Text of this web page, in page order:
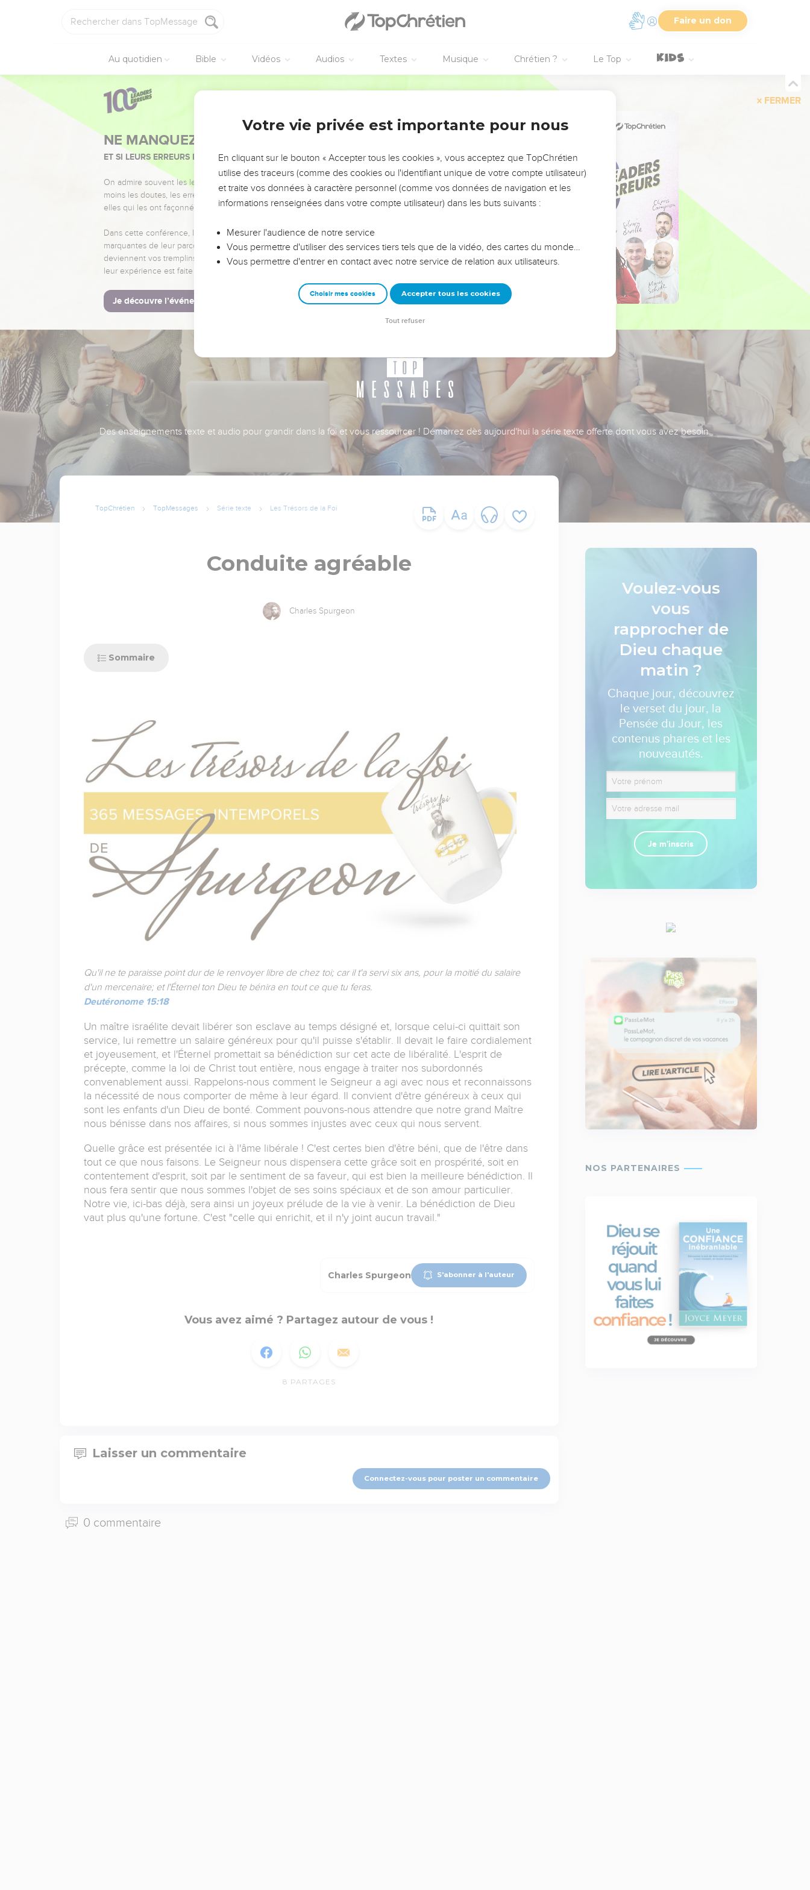
Faire un don
Au quotidien Bible Vidéos Audios Textes Musique Chrétien ? Le Top
FERMER
NE MANQUEZ PAS L’ÉVÉNEMENT DE L’ANNÉE !
ET SI LEURS ERREURS POUVAIENT VOUS ÉVITER LES VOTRES ?
On admire souvent les leaders pour leurs réussites, leur impact, leur foi ou leur vision. Mais on voit
moins les doutes, les erreurs et les saisons difficiles qu'ils ont traversés, alors même que ce sont
elles qui les ont façonnés.
Dans cette conférence, leaders, entrepreneurs, et responsables reviennent sur les erreurs
marquantes de leur parcours et les clés pour avancer avec plus de sagesse afin que leurs erreurs
deviennent vos tremplins. Que vous guidiez un ministère, une équipe, un groupe ou une famille,
leur expérience est faite pour vous.
Je découvre l’événement
Des enseignements texte et audio pour grandir dans la foi et vous ressourcer ! Démarrez dès aujourd'hui la série texte offerte dont vous avez besoin.
TopChrétien TopMessages Série texte Les Trésors de la Foi
Conduite agréable
Charles Spurgeon
Sommaire
Qu'il ne te paraisse point dur de le renvoyer libre de chez toi; car il t'a servi six ans, pour la moitié du salaire
d'un mercenaire; et l'Éternel ton Dieu te bénira en tout ce que tu feras.
Deutéronome 15:18
Un maître israélite devait libérer son esclave au temps désigné et, lorsque celui-ci quittait son
service, lui remettre un salaire généreux pour qu'il puisse s'établir. Il devait le faire cordialement
et joyeusement, et l'Éternel promettait sa bénédiction sur cet acte de libéralité. L'esprit de
précepte, comme la loi de Christ tout entière, nous engage à traiter nos subordonnés
convenablement aussi. Rappelons-nous comment le Seigneur a agi avec nous et reconnaissons
la nécessité de nous comporter de même à leur égard. Il convient d'être généreux à ceux qui
sont les enfants d'un Dieu de bonté. Comment pouvons-nous attendre que notre grand Maître
nous bénisse dans nos affaires, si nous sommes injustes avec ceux qui nous servent.
Quelle grâce est présentée ici à l'âme libérale ! C'est certes bien d'être béni, que de l'être dans
tout ce que nous faisons. Le Seigneur nous dispensera cette grâce soit en prospérité, soit en
contentement d'esprit, soit par le sentiment de sa faveur, qui est bien la meilleure bénédiction. Il
nous fera sentir que nous sommes l'objet de ses soins spéciaux et de son amour particulier.
Notre vie, ici-bas déjà, sera ainsi un joyeux prélude de la vie à venir. La bénédiction de Dieu
vaut plus qu'une fortune. C'est "celle qui enrichit, et il n'y joint aucun travail."
Charles Spurgeon S'abonner à l'auteur
Vous avez aimé ? Partagez autour de vous !
8 PARTAGES
Laisser un commentaire
Connectez-vous pour poster un commentaire
0 commentaire
Voulez-vous
vous
rapprocher de
Dieu chaque
matin ?
Chaque jour, découvrez
le verset du jour, la
Pensée du Jour, les
contenus phares et les
nouveautés.
Je m'inscris
Votre vie privée est importante pour nous
En cliquant sur le bouton « Accepter tous les cookies », vous acceptez que TopChrétien
utilise des traceurs (comme des cookies ou l'identifiant unique de votre compte utilisateur)
et traite vos données à caractère personnel (comme vos données de navigation et les
informations renseignées dans votre compte utilisateur) dans les buts suivants :
Mesurer l'audience de notre service
Vous permettre d'utiliser des services tiers tels que de la vidéo, des cartes du monde…
Vous permettre d'entrer en contact avec notre service de relation aux utilisateurs.
Choisir mes cookies Accepter tous les cookies
Tout refuser